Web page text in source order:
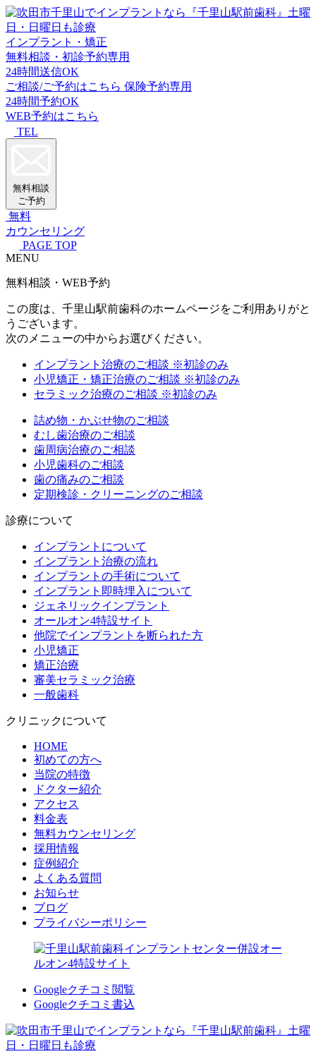
インプラント・矯正
無料相談・初診予約専用
24時間送信OK
ご相談/ご予約はこちら 保険予約専用
24時間予約OK
WEB予約はこちら
TEL
無料相談
ご予約
無料
カウンセリング
PAGE TOP
MENU
無料相談・WEB予約
この度は、千里山駅前歯科のホームページをご利用ありがと
うございます。
次のメニューの中からお選びください。
インプラント治療のご相談 ※初診のみ
小児矯正・矯正治療のご相談 ※初診のみ
セラミック治療のご相談 ※初診のみ
詰め物・かぶせ物のご相談
むし歯治療のご相談
歯周病治療のご相談
小児歯科のご相談
歯の痛みのご相談
定期検診・クリーニングのご相談
診療について
インプラントについて
インプラント治療の流れ
インプラントの手術について
インプラント即時埋入について
ジェネリックインプラント
オールオン4特設サイト
他院でインプラントを断られた方
小児矯正
矯正治療
審美セラミック治療
一般歯科
クリニックについて
HOME
初めての方へ
当院の特徴
ドクター紹介
アクセス
料金表
無料カウンセリング
採用情報
症例紹介
よくある質問
お知らせ
ブログ
プライバシーポリシー
Googleクチコミ閲覧
Googleクチコミ書込